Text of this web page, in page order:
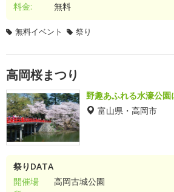
料金:
無料
無料イベント 祭り
高岡桜まつり
野趣あふれる水濠公
富山県・高岡市
祭りDATA
開催場
高岡古城公園